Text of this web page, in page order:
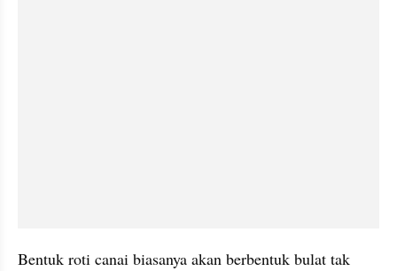
Bentuk roti canai biasanya akan berbentuk bulat tak